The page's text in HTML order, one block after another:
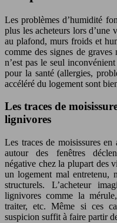
Les problèmes d’humidité
plus les acheteurs lors d’une
au plafond, murs froids et
comme des signes de
n’est pas le seul
pour la santé (allergies,
accéléré du logement sont
Les traces de
lignivores
Les traces de moisissures
autour des fenêtres
négative chez la plupart des
un logement mal entretenu,
structurels. L’acheteur
lignivores comme la
traiter, etc. Même si ces
suspicion suffit à faire partir